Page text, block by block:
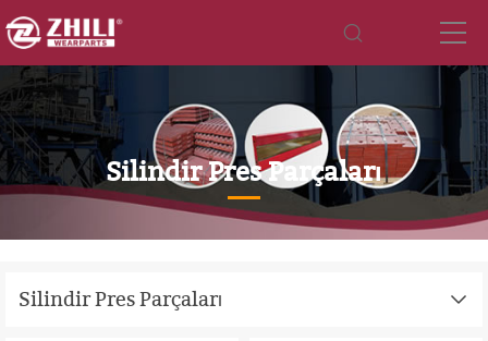
Silindir Pres Parçaları
Silindir Pres Parçaları